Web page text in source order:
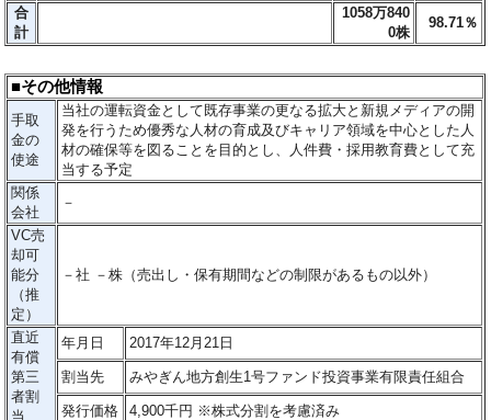
合
計
1058万840
0株
98.71％
■その他情報
手取
金の
使途
当社の運転資金として既存事業の更なる拡大と新規メディアの開
発を行うため優秀な人材の育成及びキャリア領域を中心とした人
材の確保等を図ることを目的とし、人件費・採用教育費として充
当する予定
関係
会社
－
VC売
却可
能分
（推
定）
－社 －株（売出し・保有期間などの制限があるもの以外）
直近
有償
第三
者割
当
年月日 2017年12月21日
割当先 みやぎん地方創生1号ファンド投資事業有限責任組合
発行価格 4,900千円 ※株式分割を考慮済み